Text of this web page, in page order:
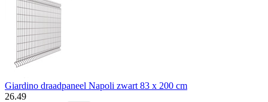
Giardino draadpaneel Napoli zwart 83 x 200 cm
26.49